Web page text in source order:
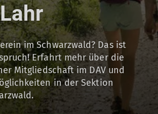
im Schwarzwald? Das ist
Erfahrt mehr über die
Mitgliedschaft im DAV und
in der Sektion